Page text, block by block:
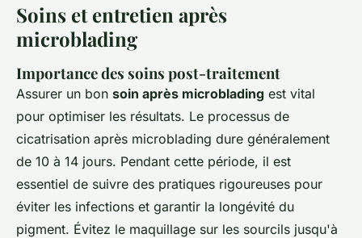
Soins et entretien après
microblading
Importance des soins post-traitement
Assurer un bon soin après microblading est vital
pour optimiser les résultats. Le processus de
cicatrisation après microblading dure généralement
de 10 à 14 jours. Pendant cette période, il est
essentiel de suivre des pratiques rigoureuses pour
éviter les infections et garantir la longévité du
pigment. Évitez le maquillage sur les sourcils jusqu'à